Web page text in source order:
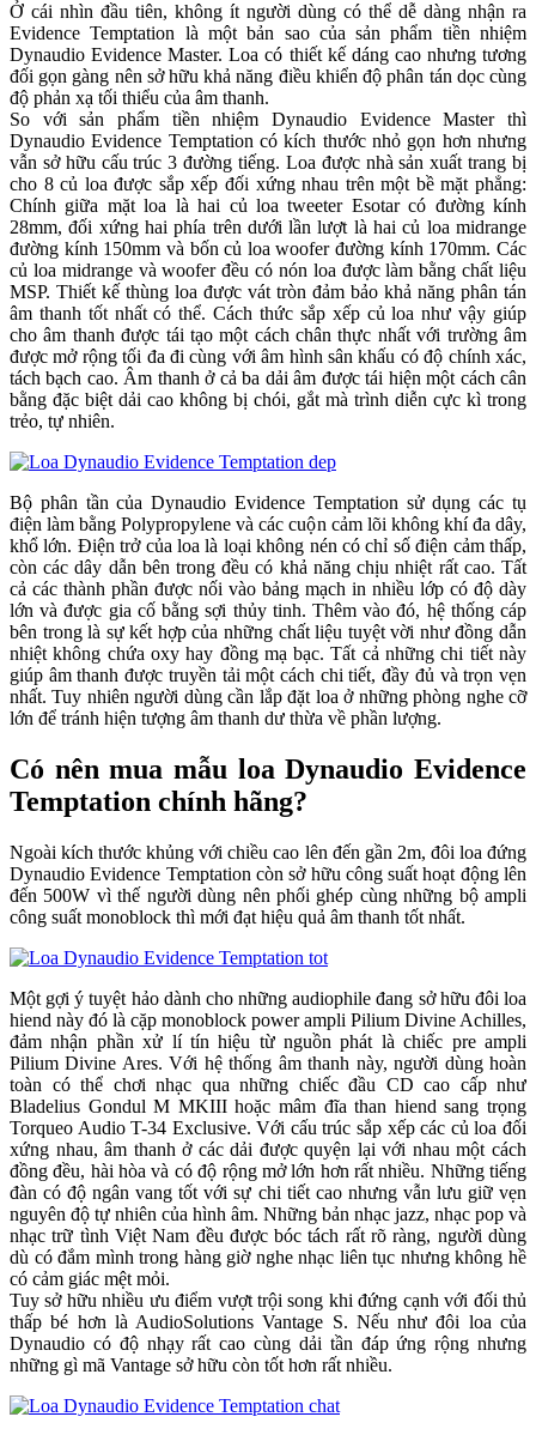
Ở cái nhìn đầu tiên, không ít người dùng có thể dễ dàng nhận ra
Evidence Temptation là một bản sao của sản phẩm tiền nhiệm
Dynaudio Evidence Master. Loa có thiết kế dáng cao nhưng tương
đối gọn gàng nên sở hữu khả năng điều khiển độ phân tán dọc cùng
độ phản xạ tối thiểu của âm thanh.
So với sản phẩm tiền nhiệm Dynaudio Evidence Master thì
Dynaudio Evidence Temptation có kích thước nhỏ gọn hơn nhưng
vẫn sở hữu cấu trúc 3 đường tiếng. Loa được nhà sản xuất trang bị
cho 8 củ loa được sắp xếp đối xứng nhau trên một bề mặt phẳng:
Chính giữa mặt loa là hai củ loa tweeter Esotar có đường kính
28mm, đối xứng hai phía trên dưới lần lượt là hai củ loa midrange
đường kính 150mm và bốn củ loa woofer đường kính 170mm. Các
củ loa midrange và woofer đều có nón loa được làm bằng chất liệu
MSP. Thiết kế thùng loa được vát tròn đảm bảo khả năng phân tán
âm thanh tốt nhất có thể. Cách thức sắp xếp củ loa như vậy giúp
cho âm thanh được tái tạo một cách chân thực nhất với trường âm
được mở rộng tối đa đi cùng với âm hình sân khấu có độ chính xác,
tách bạch cao. Âm thanh ở cả ba dải âm được tái hiện một cách cân
bằng đặc biệt dải cao không bị chói, gắt mà trình diễn cực kì trong
trẻo, tự nhiên.
Bộ phân tần của Dynaudio Evidence Temptation sử dụng các tụ
điện làm bằng Polypropylene và các cuộn cảm lõi không khí đa dây,
khổ lớn. Điện trở của loa là loại không nén có chỉ số điện cảm thấp,
còn các dây dẫn bên trong đều có khả năng chịu nhiệt rất cao. Tất
cả các thành phần được nối vào bảng mạch in nhiều lớp có độ dày
lớn và được gia cố bằng sợi thủy tinh. Thêm vào đó, hệ thống cáp
bên trong là sự kết hợp của những chất liệu tuyệt vời như đồng dẫn
nhiệt không chứa oxy hay đồng mạ bạc. Tất cả những chi tiết này
giúp âm thanh được truyền tải một cách chi tiết, đầy đủ và trọn vẹn
nhất. Tuy nhiên người dùng cần lắp đặt loa ở những phòng nghe cỡ
lớn để tránh hiện tượng âm thanh dư thừa về phần lượng.
Có nên mua mẫu loa Dynaudio Evidence
Temptation chính hãng?
Ngoài kích thước khủng với chiều cao lên đến gần 2m, đôi loa đứng
Dynaudio Evidence Temptation còn sở hữu công suất hoạt động lên
đến 500W vì thế người dùng nên phối ghép cùng những bộ ampli
công suất monoblock thì mới đạt hiệu quả âm thanh tốt nhất.
Một gợi ý tuyệt hảo dành cho những audiophile đang sở hữu đôi loa
hiend này đó là cặp monoblock power ampli Pilium Divine Achilles,
đảm nhận phần xử l‎í tín hiệu từ nguồn phát là chiếc pre ampli
Pilium Divine Ares. Với hệ thống âm thanh này, người dùng hoàn
toàn có thể chơi nhạc qua những chiếc đầu CD cao cấp như
Bladelius Gondul M MKIII hoặc mâm đĩa than hiend sang trọng
Torqueo Audio T-34 Exclusive. Với cấu trúc sắp xếp các củ loa đối
xứng nhau, âm thanh ở các dải được quyện lại với nhau một cách
đồng đều, hài hòa và có độ rộng mở lớn hơn rất nhiều. Những tiếng
đàn có độ ngân vang tốt với sự chi tiết cao nhưng vẫn lưu giữ vẹn
nguyên độ tự nhiên của hình âm. Những bản nhạc jazz, nhạc pop và
nhạc trữ tình Việt Nam đều được bóc tách rất rõ ràng, người dùng
dù có đắm mình trong hàng giờ nghe nhạc liên tục nhưng không hề
có cảm giác mệt mỏi.
Tuy sở hữu nhiều ưu điểm vượt trội song khi đứng cạnh với đối thủ
thấp bé hơn là AudioSolutions Vantage S. Nếu như đôi loa của
Dynaudio có độ nhạy rất cao cùng dải tần đáp ứng rộng nhưng
những gì mã Vantage sở hữu còn tốt hơn rất nhiều.